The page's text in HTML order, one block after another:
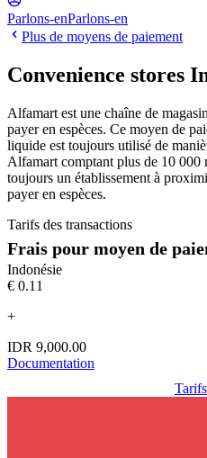
Parlons-enParlons-en
Plus de moyens de paiement
Convenience stores
Alfamart est une chaîne de
payer en espèces. Ce moyen de
liquide est toujours utilisé de
Alfamart comptant plus de 10 000
toujours un établissement à
payer en espèces.
Tarifs des transactions
Frais pour moyen de
Indonésie
€0.11
+
IDR 9,000.00
Documentation
Tarifs